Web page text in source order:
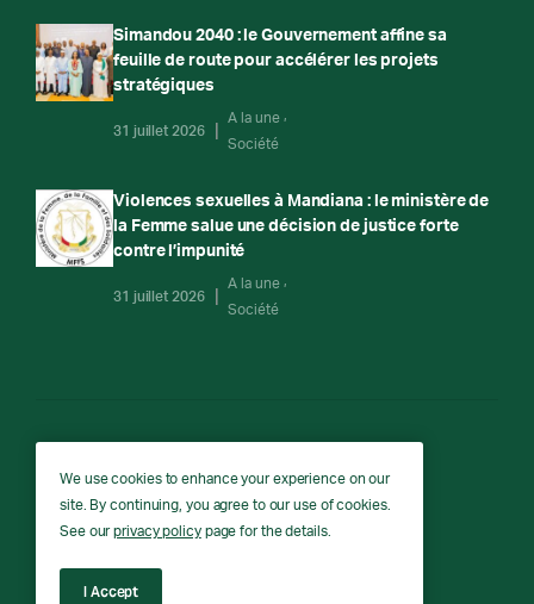
Simandou 2040 : le Gouvernement affine sa
feuille de route pour accélérer les projets
stratégiques
31 juillet 2026
A la une
Société
Violences sexuelles à Mandiana : le ministère de
la Femme salue une décision de justice forte
contre l’impunité
31 juillet 2026
A la une
Société
RTG
RTG © Copyright 2026 - All rights reserved.
We use cookies to enhance your experience on our
site. By continuing, you agree to our use of cookies.
See ourprivacy policypage for the details.
I Accept